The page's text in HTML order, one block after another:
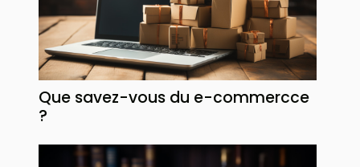
Que savez-vous du e-commercce
?